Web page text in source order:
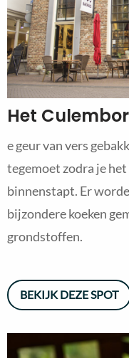
Het
e geur van vers
tegemoet zodra je
binnenstapt. Er
bijzondere koeken
grondstoffen.
BEKIJK DEZE SPOT